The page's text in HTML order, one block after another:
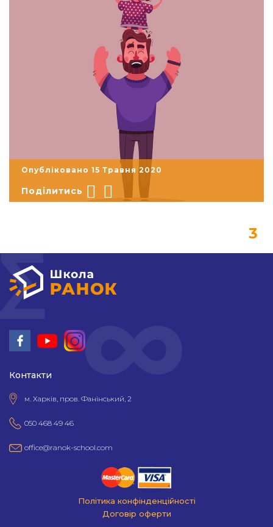
Опубліковано 15 Травня 2020
Поділитись
3
Контакти
м. Харків, пров. Фанінський, 2
050 468 49 46
office@ranok-school.com
Політика конфінденційності
Договір оферти